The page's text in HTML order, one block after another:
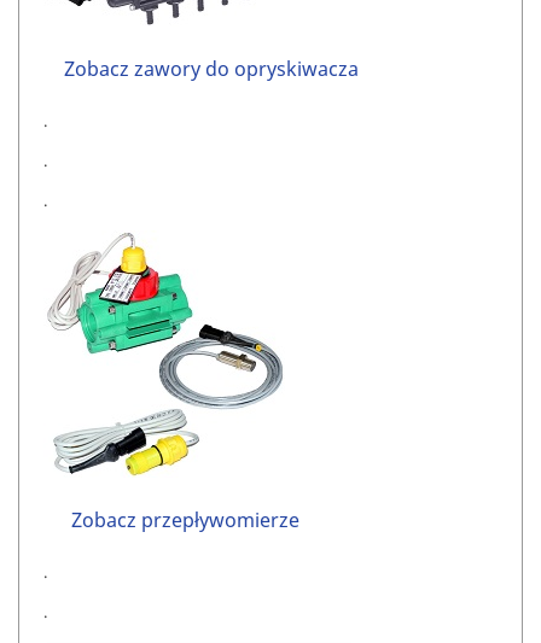
Zobacz zawory do opryskiwacza
.
.
.
Zobacz przepływomierze
.
.